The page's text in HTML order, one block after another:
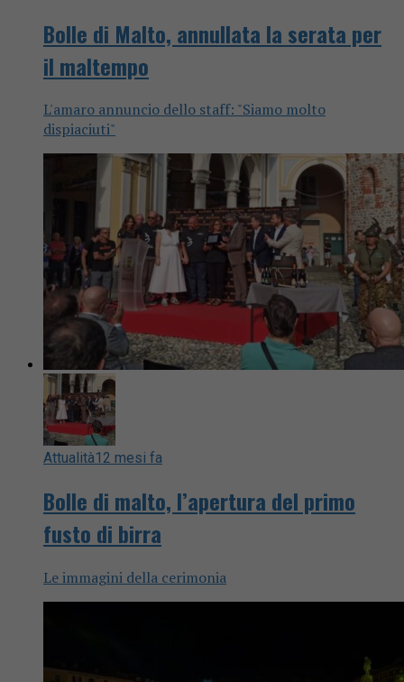
Bolle di Malto, annullata la serata per
il maltempo
L'amaro annuncio dello staff: "Siamo molto
dispiaciuti"
Attualità12 mesi fa
Bolle di malto, l’apertura del primo
fusto di birra
Le immagini della cerimonia